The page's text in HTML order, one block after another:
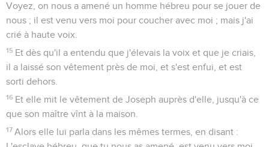
Voyez, on nous a amené un homme hébreu pour se jouer de
nous ; il est venu vers moi pour coucher avec moi ; mais j'ai
crié à haute voix.
15 Et dès qu'il a entendu que j'élevais la voix et que je criais,
il a laissé son vêtement près de moi, et s'est enfui, et est
sorti dehors.
16 Et elle mit le vêtement de Joseph auprès d'elle, jusqu'à ce
que son maître vînt à la maison.
17 Alors elle lui parla dans les mêmes termes, en disant :